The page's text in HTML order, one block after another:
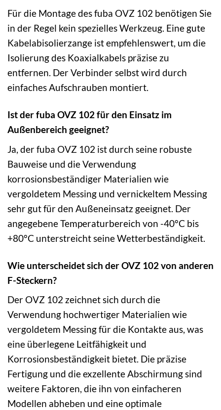
Für die Montage des fuba OVZ 102 benötigen Sie
in der Regel kein spezielles Werkzeug. Eine gute
Kabelabisolierzange ist empfehlenswert, um die
Isolierung des Koaxialkabels präzise zu
entfernen. Der Verbinder selbst wird durch
einfaches Aufschrauben montiert.
Ist der fuba OVZ 102 für den Einsatz im
Außenbereich geeignet?
Ja, der fuba OVZ 102 ist durch seine robuste
Bauweise und die Verwendung
korrosionsbeständiger Materialien wie
vergoldetem Messing und vernickeltem Messing
sehr gut für den Außeneinsatz geeignet. Der
angegebene Temperaturbereich von -40°C bis
+80°C unterstreicht seine Wetterbeständigkeit.
Wie unterscheidet sich der OVZ 102 von anderen
F-Steckern?
Der OVZ 102 zeichnet sich durch die
Verwendung hochwertiger Materialien wie
vergoldetem Messing für die Kontakte aus, was
eine überlegene Leitfähigkeit und
Korrosionsbeständigkeit bietet. Die präzise
Fertigung und die exzellente Abschirmung sind
weitere Faktoren, die ihn von einfacheren
Modellen abheben und eine optimale